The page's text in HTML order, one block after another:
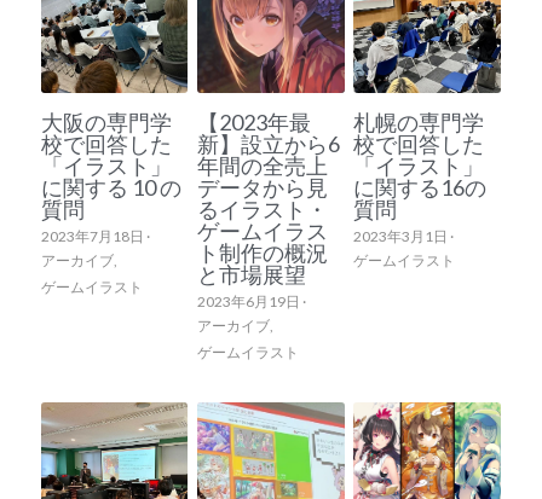
大阪の専門学
校で回答した
「イラスト」
に関する 10 の
質問
2023年7月18日 ·
アーカイブ,
ゲームイラスト
【2023年最
新】設立から6
年間の全売上
データから見
るイラスト・
ゲームイラス
ト制作の概況
と市場展望
2023年6月19日 ·
アーカイブ,
ゲームイラスト
札幌の専門学
校で回答した
「イラスト」
に関する16の
質問
2023年3月1日 ·
ゲームイラスト